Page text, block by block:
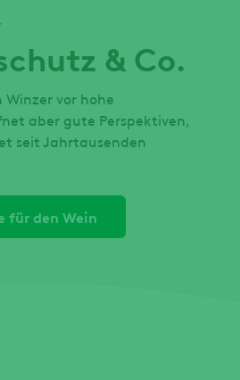
& Co.
vor hohe
aber gute Perspektiven,
seit Jahrtausenden
für den Wein